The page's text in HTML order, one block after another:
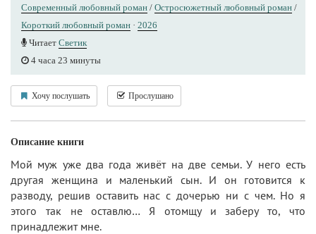
Современный любовный роман / Остросюжетный любовный роман /
Короткий любовный роман · 2026
Читает Светик
4 часа 23 минуты
Хочу послушать Прослушано
Описание книги
Мой муж уже два года живёт на две семьи. У него есть
другая женщина и маленький сын. И он готовится к
разводу, решив оставить нас с дочерью ни с чем. Но я
этого так не оставлю… Я отомщу и заберу то, что
принадлежит мне.